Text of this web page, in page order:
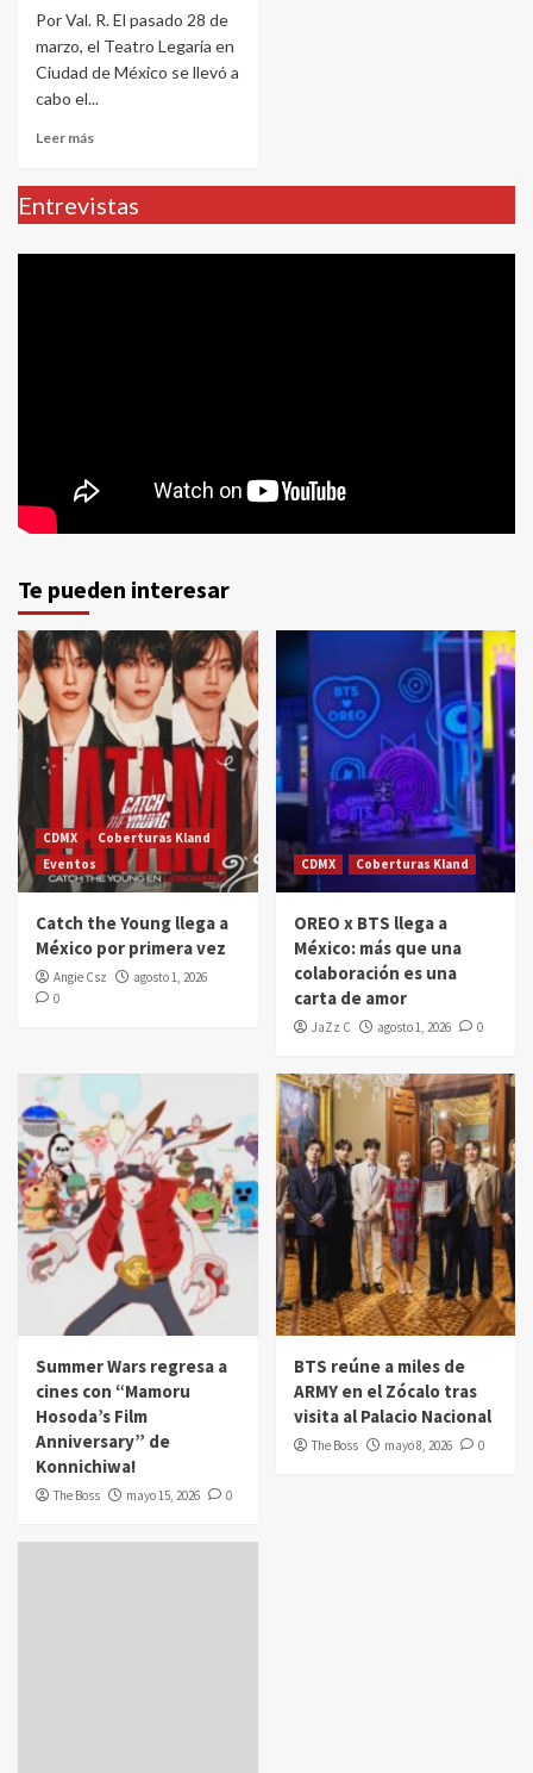
Por Val. R. El pasado 28 de
marzo, el Teatro Legaria en
Ciudad de México se llevó a
cabo el...
Leer más
Entrevistas
Te pueden interesar
CDMX
Coberturas Kland
Eventos
Catch the Young llega a
México por primera vez
Angie Csz
agosto 1, 2026
0
CDMX Coberturas Kland
OREO x BTS llega a
México: más que una
colaboración es una
carta de amor
JaZz C agosto 1, 2026 0
Summer Wars regresa a
cines con “Mamoru
Hosoda’s Film
Anniversary” de
Konnichiwa!
The Boss mayo 15, 2026 0
BTS reúne a miles de
ARMY en el Zócalo tras
visita al Palacio Nacional
The Boss mayo 8, 2026 0